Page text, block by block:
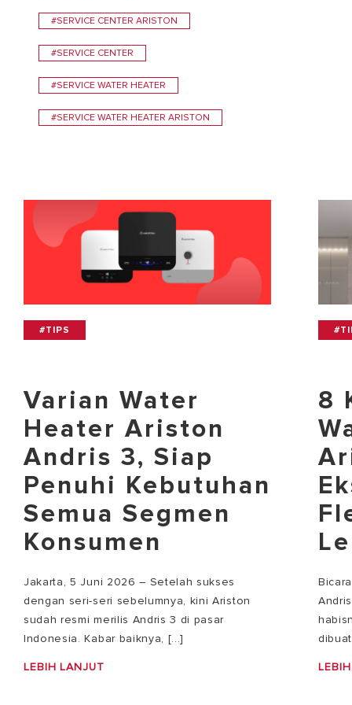
#SERVICE CENTER ARISTON
#SERVICE CENTER
#SERVICE WATER HEATER
#SERVICE WATER HEATER ARISTON
#TIPS
Varian Water
Heater Ariston
Andris 3, Siap
Penuhi Kebutuhan
Semua Segmen
Konsumen
Jakarta, 5 Juni 2026 – Setelah sukses
dengan seri-seri sebelumnya, kini Ariston
sudah resmi merilis Andris 3 di pasar
Indonesia. Kabar baiknya, [...]
LEBIH LANJUT
8